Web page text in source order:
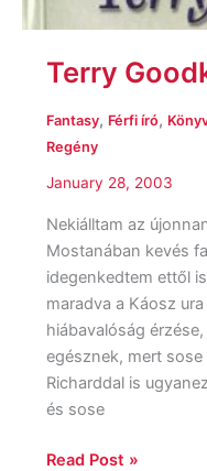
Terry
Fantasy, Férfi író,
Regény
January 28, 2003
Nekiálltam az
Mostanában kevés
idegenkedtem ettől
maradva a Káosz
hiábavalóság
egésznek, mert sose
Richarddal is
és sose
Read Post »